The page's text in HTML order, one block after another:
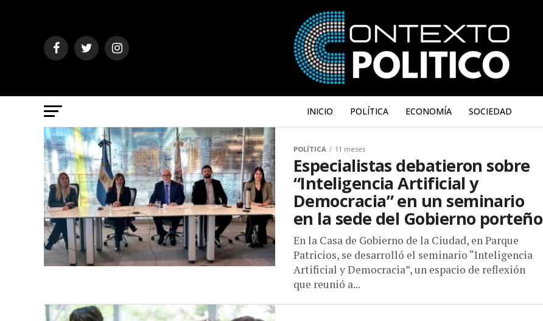
INICIO POLÍTICA ECONOMÍA SOCIEDAD
POLÍTICA 11 meses
Especialistas debatieron sobre
“Inteligencia Artificial y
Democracia” en un seminario
en la sede del Gobierno porteño
En la Casa de Gobierno de la Ciudad, en Parque
Patricios, se desarrolló el seminario “Inteligencia
Artificial y Democracia”, un espacio de reflexión
que reunió a...